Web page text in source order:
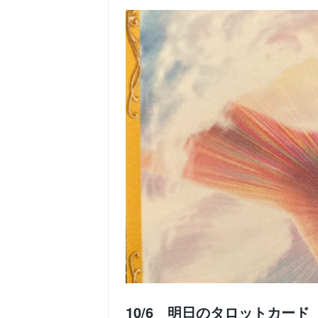
10/6 明日のタロットカード